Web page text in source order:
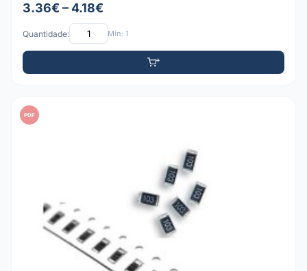
3.36€ – 4.18€
Quantidade: Mín: 1
PDF